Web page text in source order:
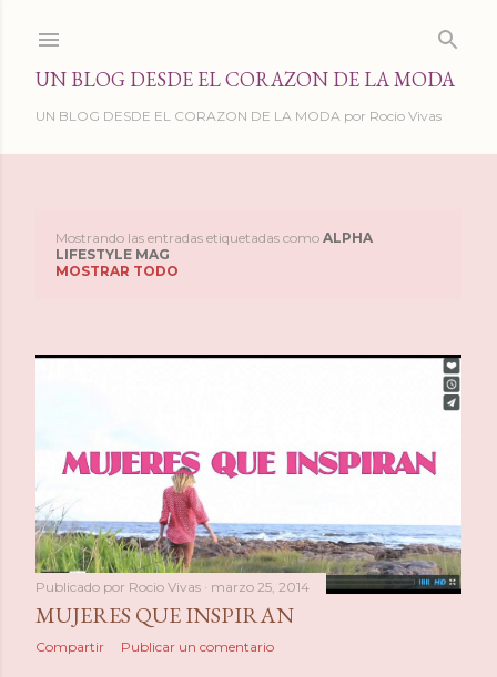
UN BLOG DESDE EL CORAZON DE LA MODA
UN BLOG DESDE EL CORAZON DE LA MODA por Rocio Vivas
t
d
a
s
Mostrando las entradas etiquetadas como ALPHA
LIFESTYLE MAG
MOSTRAR TODO
Publicado por Rocio Vivas marzo 25, 2014
MUJERES QUE INSPIRAN
Compartir Publicar un comentario